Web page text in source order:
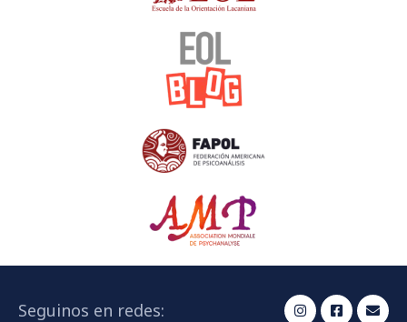
Seguinos en redes: